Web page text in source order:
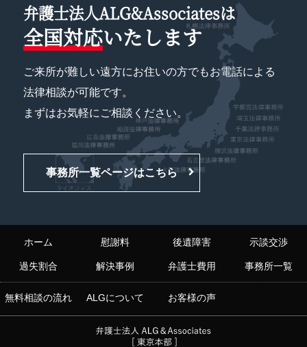
弁護士法人ALG&Associatesは
全国対応いたします
ご来所が難しい遠方にお住いの方でもお電話による
法律相談が可能です。
まずはお気軽にご相談ください。
事務所一覧ページはこちら
ホーム 慰謝料 後遺障害 示談交渉
過失割合 解決事例 弁護士費用 事務所一覧
無料相談の流れ ALGについて お客様の声